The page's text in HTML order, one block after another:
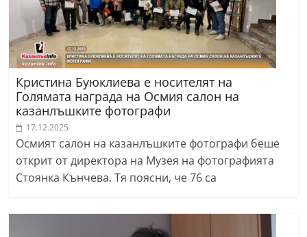
Кристина Буюклиева е носителят на
Голямата награда на Осмия салон на
казанлъшките фотографи
17.12.2025
Осмият салон на казанлъшките фотографи беше
открит от директора на Музея на фотографията
Стоянка Кънчева. Тя поясни, че 76 са